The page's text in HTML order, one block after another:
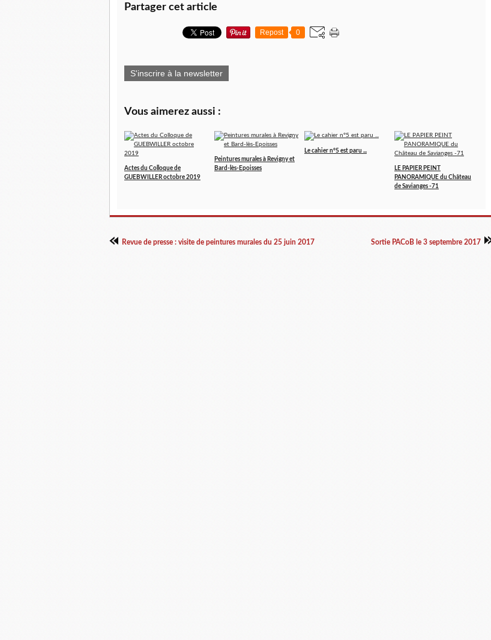
Partager cet article
Repost 0
S'inscrire à la newsletter
Vous aimerez aussi :
Actes du Colloque de
GUEBWILLER octobre 2019
Peintures murales à Revigny et
Bard-lès-Epoisses
Le cahier n°5 est paru ...
LE PAPIER PEINT
PANORAMIQUE du Château
de Savianges -71
Revue de presse : visite de peintures murales du 25 juin 2017 Sortie PACoB le 3 septembre 2017